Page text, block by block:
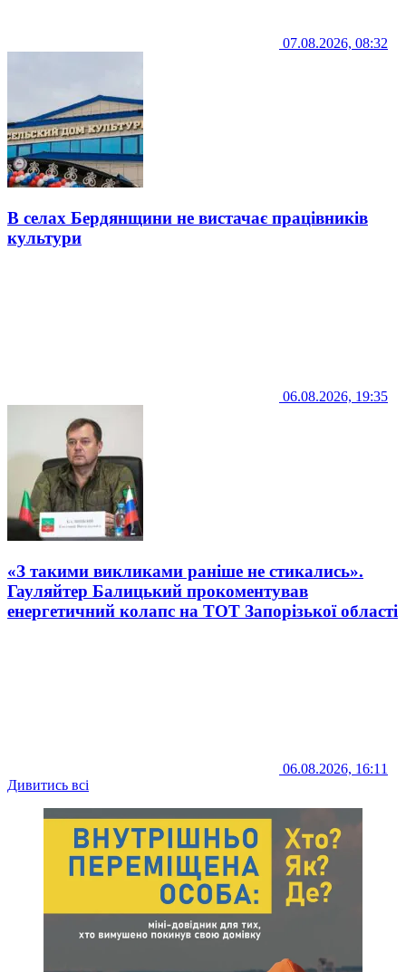
07.08.2026, 08:32
В селах Бердянщини не вистачає працівників
культури
06.08.2026, 19:35
«З такими викликами раніше не стикались».
Гауляйтер Балицький прокоментував
енергетичний колапс на ТОТ Запорізької області
06.08.2026, 16:11
Дивитись всі